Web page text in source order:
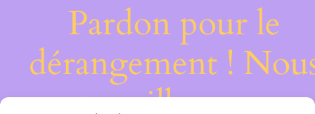
Pardon pour le
dérangement !
travaillons sur